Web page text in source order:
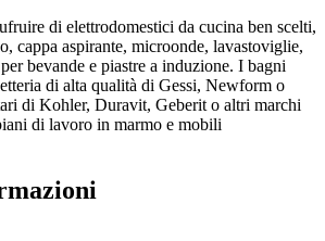
di elettrodomestici da cucina ben scelti,
cappa aspirante, microonde, lavastoviglie,
bevande e piastre a induzione. I bagni
di alta qualità di Gessi, Newform o
di Kohler, Duravit, Geberit o altri marchi
di lavoro in marmo e mobili